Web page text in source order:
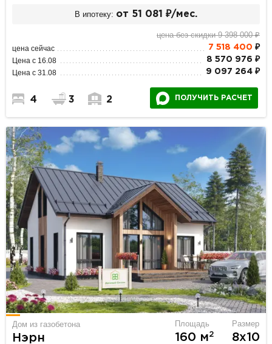
В ипотеку: от 51 081 ₽/мес.
цена без скидки 9 398 000 ₽
цена сейчас 7 518 400 ₽
Цена с 16.08 8 570 976 ₽
Цена с 31.08 9 097 264 ₽
4 3 2 ПОЛУЧИТЬ РАСЧЕТ
Дом из газобетона
Нэрн
Площадь
160 м2
Размер
8х10